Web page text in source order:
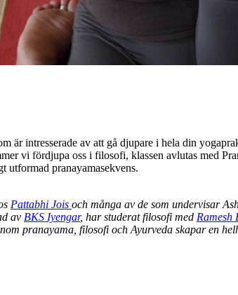
intresserade av att gå djupare i hela din
vi fördjupa oss i filosofi, klassen avlutas med
utformad pranayamasekvens.
Pattabhi Jois och många av de som undervisar
av BKS Iyengar, har studerat filosofi med Ramesh
pranayama, filosofi och Ayurveda skapar en